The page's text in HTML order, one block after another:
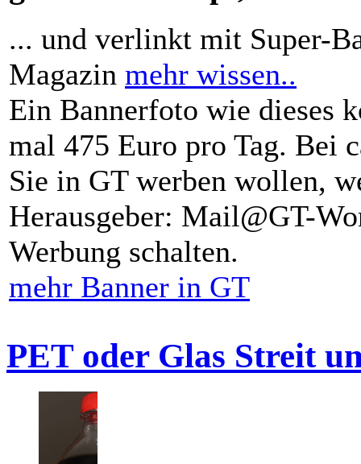
... und verlinkt mit Super-
Magazin mehr wissen..
Ein Bannerfoto wie dieses
mal 475 Euro pro Tag. Bei
Sie in GT werben wollen,
Herausgeber: Mail@GT-
Werbung schalten.
mehr Banner in GT
PET oder Glas Streit